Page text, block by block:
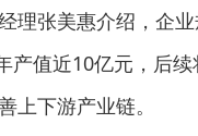
理张美惠介绍，企
产值近10亿元，后
上下游产业链。